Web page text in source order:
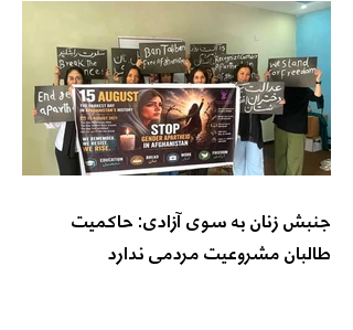
جنبش زنان به سوی آزادی: حاکمیت
طالبان مشروعیت مردمی ندارد